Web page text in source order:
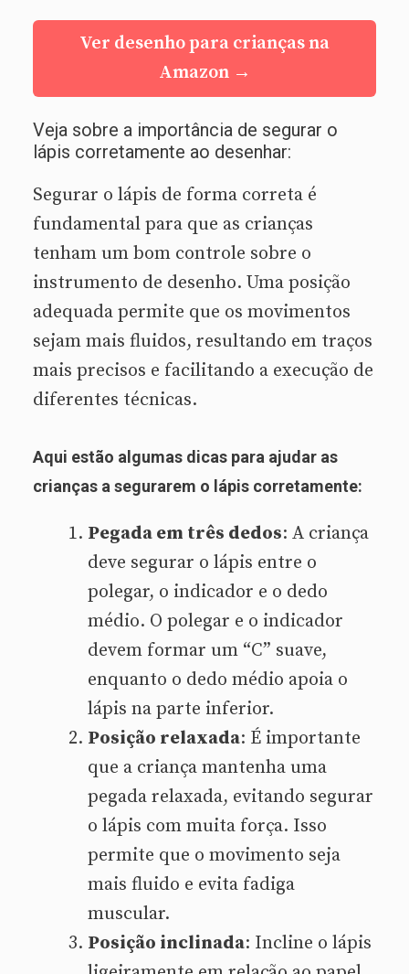
Ver desenho para crianças na
Amazon →
Veja sobre a importância de segurar o
lápis corretamente ao desenhar:
Segurar o lápis de forma correta é
fundamental para que as crianças
tenham um bom controle sobre o
instrumento de desenho. Uma posição
adequada permite que os movimentos
sejam mais fluidos, resultando em traços
mais precisos e facilitando a execução de
diferentes técnicas.
Aqui estão algumas dicas para ajudar as
crianças a segurarem o lápis corretamente:
Pegada em três dedos: A criança
deve segurar o lápis entre o
polegar, o indicador e o dedo
médio. O polegar e o indicador
devem formar um “C” suave,
enquanto o dedo médio apoia o
lápis na parte inferior.
Posição relaxada: É importante
que a criança mantenha uma
pegada relaxada, evitando segurar
o lápis com muita força. Isso
permite que o movimento seja
mais fluido e evita fadiga
muscular.
Posição inclinada: Incline o lápis